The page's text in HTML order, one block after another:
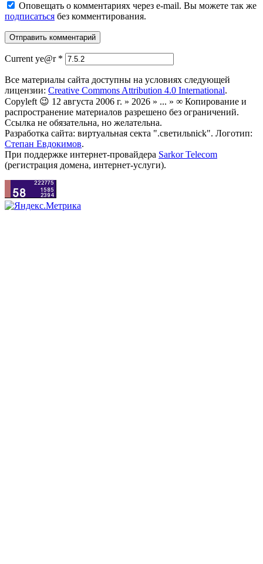
Оповещать о комментариях через e-mail. Вы можете так же
подписаться без комментирования.
Current ye@r *
Все материалы сайта доступны на условиях следующей
лицензии: Creative Commons Attribution 4.0 International.
Copyleft 😉 12 августа 2006 г. » 2026 » ... » ∞ Копирование и
распространение материалов разрешено без ограничений.
Ссылка не обязательна, но желательна.
Разработка сайта: виртуальная секта ".светильnick". Логотип:
Степан Евдокимов.
При поддержке интернет-провайдера Sarkor Telecom
(регистрация домена, интернет-услуги).